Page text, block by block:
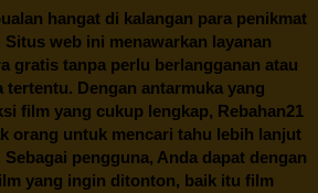
hangat di kalangan para penikmat
web ini menawarkan layanan
gratis tanpa perlu berlangganan atau
tertentu. Dengan antarmuka yang
film yang cukup lengkap, Rebahan21
orang untuk mencari tahu lebih lanjut
pengguna, Anda dapat dengan
yang ingin ditonton, baik itu film